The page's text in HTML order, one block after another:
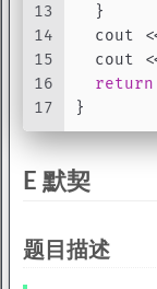
13
14
15
16
17
  }
cout
cout
return
}
E 默契
题目描述